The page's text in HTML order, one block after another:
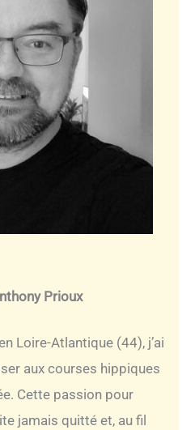
Prioux
Loire-Atlantique (44), j’ai
aux courses hippiques
Cette passion pour
jamais quitté et, au fil